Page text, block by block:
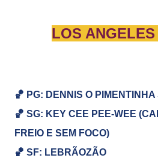
LOS
🏀 PG: DENNIS O
🏀 SG: KEY CEE PEE-WEE
FREIO E SEM FOCO)
🏀 SF: LEBRÃOZÃO